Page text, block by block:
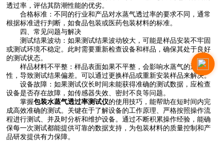
透过率，评估其防潮性能的优劣。
合格标准：不同的行业和产品对水蒸气透过率的要求不同，通常
根据标准进行判断，如食品包装或医药包装材料的标准。
四、常见问题与解决
测试结果波动：如果测试结果波动较大，可能是样品安装不牢固
或测试环境不稳定。此时需要重新检查设备和样品，确保其处于良好
的测试状态。
样品材料不平整：样品表面如果不平整，会影响水蒸气的通过
性，导致测试结果偏差。可以通过更换样品或重新安装样品来解决。
设备故障：如果测试仪长时间未能获得准确的测试数据，应检查
设备是否存在故障，如传感器失效、密封不良等问题。
掌握包装水蒸气透过率测试仪的使用技巧，能帮助在短时间内完
成高效准确的测试。关键在于了解设备的工作原理、严格按照操作流
程进行测试、并及时分析和维护设备。通过不断积累操作经验，能确
保每一次测试都能提供可靠的数据支持，为包装材料的质量控制和产
品研发提供有力保障。